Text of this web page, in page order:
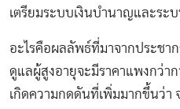
เตรียมระบบเงินบำนาญและระ
อะไรคือผลลัพธ์ที่มาจากประชา
ดูแลผู้สูงอายุจะมีราคาแพงกว่า
เกิดความกดดันที่เพิ่มมากขึ้นว่า